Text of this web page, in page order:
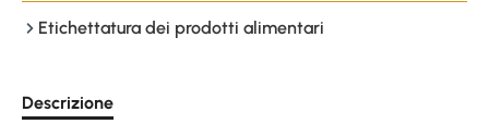
Etichettatura dei prodotti alimentari
Descrizione